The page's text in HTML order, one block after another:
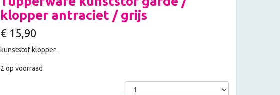
klopper antraciet / grijs
€15,90
kunststof klopper.
2 op voorraad